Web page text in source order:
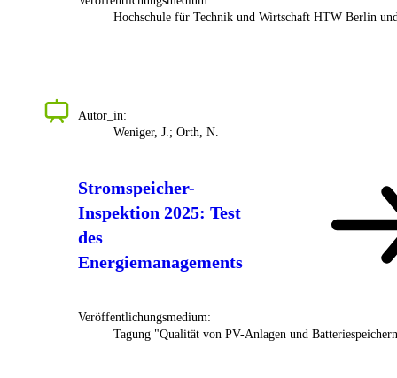
Hochschule für Technik und Wirtschaft HTW Berlin
Autor_in:
Weniger, J.; Orth, N.
Stromspeicher-
Inspektion 2025: Test
des
Energiemanagements
Veröffentlichungsmedium:
Tagung "Qualität von PV-Anlagen und